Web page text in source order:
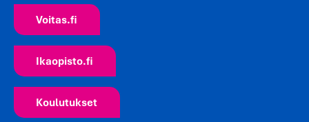
Voitas.fi
Ikaopisto.fi
Koulutukset